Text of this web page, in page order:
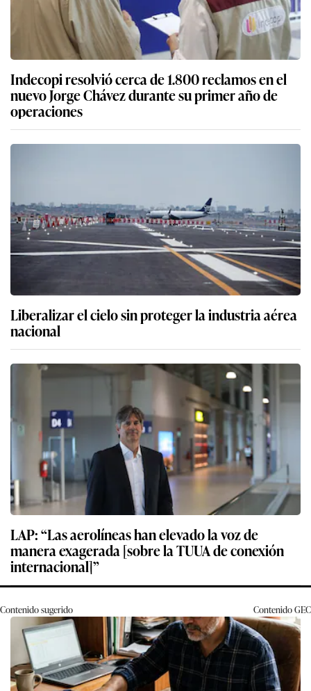
Indecopi resolvió cerca de 1.800 reclamos en el
nuevo Jorge Chávez durante su primer año de
operaciones
Liberalizar el cielo sin proteger la industria aérea
nacional
LAP: “Las aerolíneas han elevado la voz de
manera exagerada [sobre la TUUA de conexión
internacional]”
Contenido sugerido ContenidoGEC